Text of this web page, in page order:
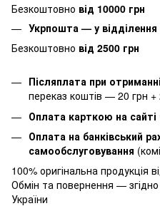
Безкоштовно від 10000 грн
Укрпошта — у відділення
Безкоштовно від 2500 грн
Післяплата при
переказ коштів — 20 грн
Оплата карткою на
Оплата на банківський
самообслуговування
100% оригінальна продукція
Обмін та повернення —
України